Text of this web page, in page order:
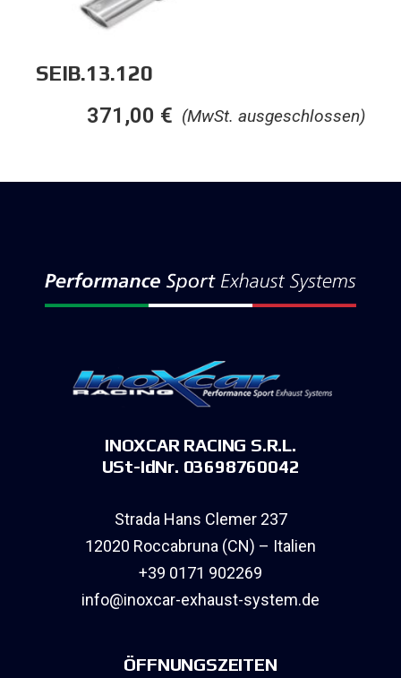
SEIB.13.120
(MwSt. ausgeschlossen)
371,00 €
INOXCAR RACING S.R.L.
USt-IdNr. 03698760042
Strada Hans Clemer 237
12020 Roccabruna (CN) – Italien
+39 0171 902269
info@inoxcar-exhaust-system.de
ÖFFNUNGSZEITEN